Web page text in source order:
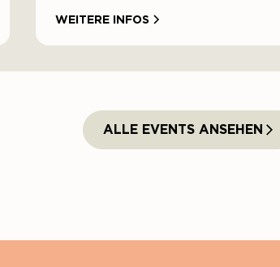
WEITERE INFOS
ALLE EVENTS ANSEHEN